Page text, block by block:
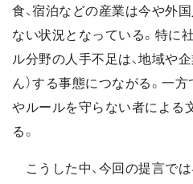
食、宿泊などの産業は今や外
ない状況となっている。特に
ル分野の人手不足は、地域や
ん）する事態につながる。一
やルールを守らない者による
る。
こうした中、今回の提言で